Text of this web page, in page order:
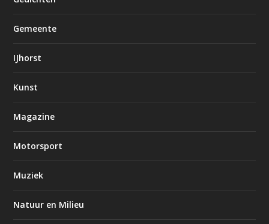
Gemeente
IJhorst
Kunst
Magazine
Motorsport
Muziek
Natuur en Milieu